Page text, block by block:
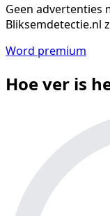
Geen advertenties
Bliksemdetectie.nl
Word premium
Hoe ver is